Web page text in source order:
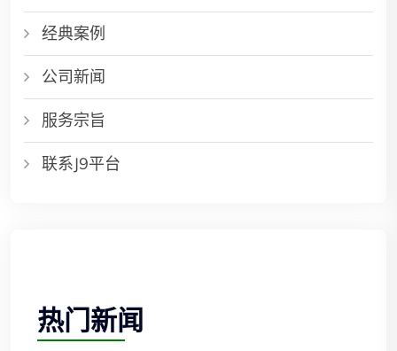
经典案例
公司新闻
服务宗旨
联系J9平台
热门新闻